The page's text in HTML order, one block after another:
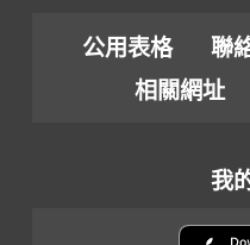
公用表格 聯
相關網址
我